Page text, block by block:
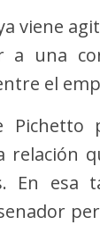
viene
una
el
relación
En esa